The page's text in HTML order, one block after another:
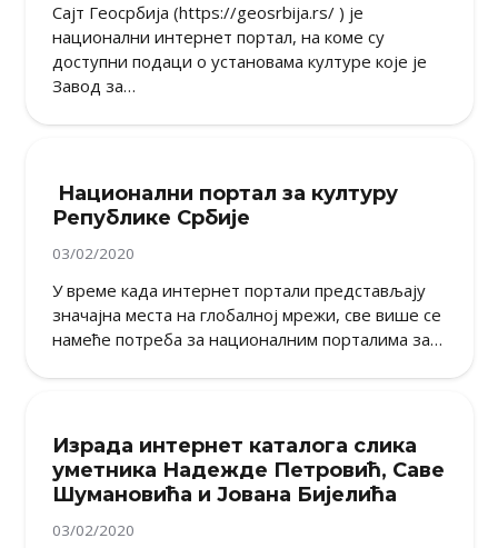
Сајт Геосрбија (https://geosrbija.rs/ ) је
национални интернет портал, на коме су
доступни подаци о установама културе које је
Завод за…
Национални портал за културу
Републике Србије
03/02/2020
У време када интернет портали представљају
значајна места на глобалној мрежи, све више се
намеће потреба за националним порталима за…
Израда интернет каталога слика
уметника Надежде Петровић, Саве
Шумановића и Јована Бијелића
03/02/2020